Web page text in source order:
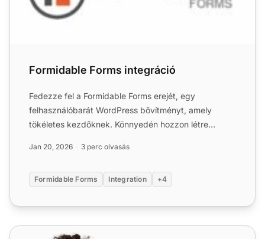
Formidable Forms integráció
Fedezze fel a Formidable Forms erejét, egy
felhasználóbarát WordPress bővítményt, amely
tökéletes kezdőknek. Könnyedén hozzon létre
Jan 20, 2026 3 perc olvasás
Formidable Forms Integration +4
Salesforce